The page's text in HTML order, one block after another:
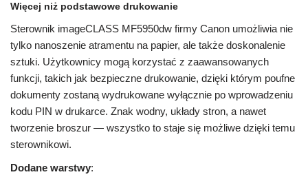
Więcej niż podstawowe drukowanie
Sterownik imageCLASS MF5950dw firmy Canon umożliwia nie
tylko nanoszenie atramentu na papier, ale także doskonalenie
sztuki. Użytkownicy mogą korzystać z zaawansowanych
funkcji, takich jak bezpieczne drukowanie, dzięki którym poufne
dokumenty zostaną wydrukowane wyłącznie po wprowadzeniu
kodu PIN w drukarce. Znak wodny, układy stron, a nawet
tworzenie broszur — wszystko to staje się możliwe dzięki temu
sterownikowi.
Dodane warstwy: